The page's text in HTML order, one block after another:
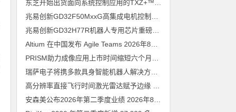
兆易创新GD32H77R机器人专用芯片重磅亮相，精准赋能伺服驱动与关节控制
Altium 在中国发布 Agile Teams 2026年8月6日
安森美公布2026年第二季度业绩 2026年8月6日